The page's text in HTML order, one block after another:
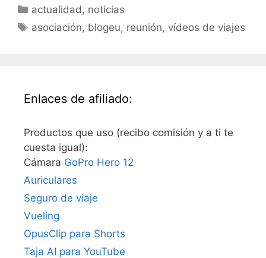
Categorías
actualidad , noticias
Etiquetas
asociación, blogeu, reunión, vídeos de viajes
Enlaces de afiliado:
Productos que uso (recibo comisión y a ti te
cuesta igual):
Cámara GoPro Hero 12
Auriculares
Seguro de viaje
Vueling
OpusClip para Shorts
Taja AI para YouTube